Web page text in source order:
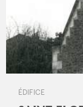
ÉDIFICE